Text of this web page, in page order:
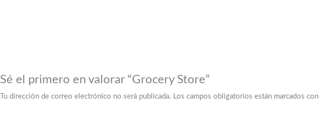
Sé el primero en valorar “Grocery Store”
Tu dirección de correo electrónico no será publicada. Los campos obligatorios están marcados con